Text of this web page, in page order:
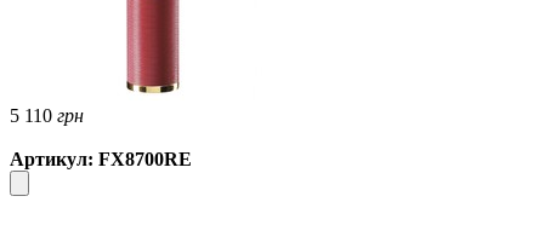
5 110 грн
Артикул: FX8700RE